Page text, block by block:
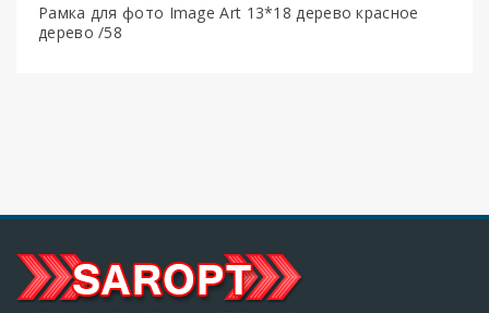
Рамка для фото Image Art 13*18 дерево красное
дерево /58